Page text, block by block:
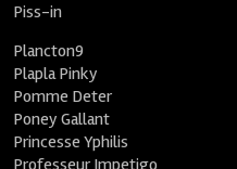
Piss-in
Plancton9
Plapla Pinky
Pomme Deter
Poney Gallant
Princesse Yphilis
Professeur Impetigo